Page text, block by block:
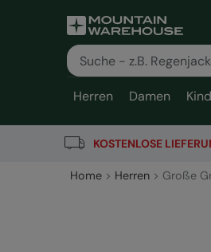
Herren Damen
KOSTENLOSE
Home Herren Große